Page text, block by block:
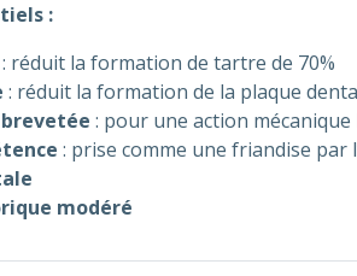
:
: réduit la formation de tartre de 70%
: réduit la formation de la plaque
brevetée : pour une action
: prise comme une friandise par
modéré